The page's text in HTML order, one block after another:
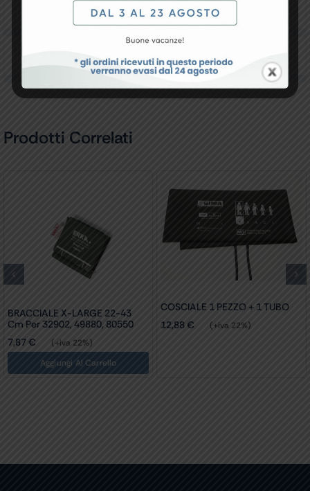
Downloads
Recensioni
Prodotti Correlati
BRACCIALE X-LARGE 22-43
Cm Per 32902, 49880, 80550
7,87€
(+iva 22%)
Aggiungi Al Carrello
COSCIALE 1 PEZZO + 1 TUBO
12,88€ (+iva 22%)